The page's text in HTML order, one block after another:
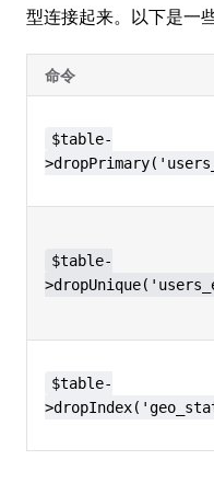
型连接起来。以下是一
命令
$table-
$table-
$table-